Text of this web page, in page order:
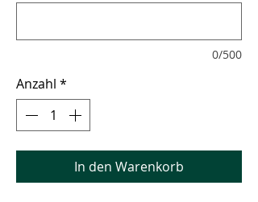
0/500
Anzahl *
In den Warenkorb